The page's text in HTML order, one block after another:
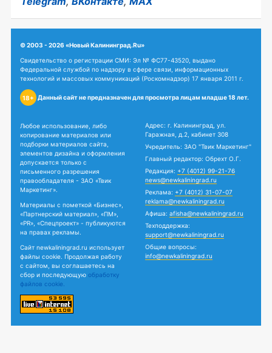
© 2003 - 2026 «Новый Калининград.Ru»
Свидетельство о регистрации СМИ: Эл № ФС77-43520, выдано
Федеральной службой по надзору в сфере связи, информационных
технологий и массовых коммуникаций (Роскомнадзор) 17 января 2011 г.
18+ Данный сайт не предназначен для просмотра лицам младше 18 лет.
Любое использование, либо
копирование материалов или
подборки материалов сайта,
элементов дизайна и оформления
допускается только с
письменного разрешения
правообладателя - ЗАО «Твик
Маркетинг».
Материалы с пометкой «Бизнес»,
«Партнерский материал», «ПМ»,
«PR», «Спецпроект» - публикуются
на правах рекламы.
Сайт newkaliningrad.ru использует
файлы cookie. Продолжая работу
с сайтом, вы соглашаетесь на
сбор и последующую обработку
файлов cookie.
Адрес: г. Калининград, ул.
Гаражная, д.2, кабинет 308
Учредитель: ЗАО "Твик Маркетинг"
Главный редактор: Обрехт О.Г.
Редакция: +7 (4012) 99-21-76
news@newkaliningrad.ru
Реклама: +7 (4012) 31-07-07
reklama@newkaliningrad.ru
Афиша: afisha@newkaliningrad.ru
Техподдержка:
support@newkaliningrad.ru
Общие вопросы:
info@newkaliningrad.ru